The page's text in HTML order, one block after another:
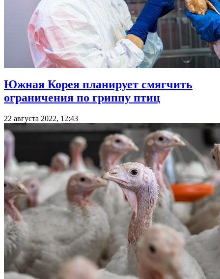
Южная Корея планирует смягчить
ограничения по гриппу птиц
22 августа 2022, 12:43